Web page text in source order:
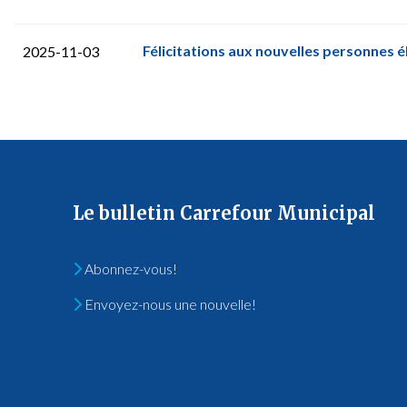
2025-11-03 Félicitations aux nouvelles personnes
Le bulletin Carrefour Municipal
Abonnez-vous!
Envoyez-nous une nouvelle!